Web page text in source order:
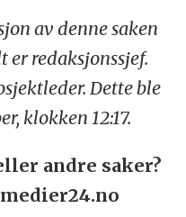
av denne saken
redaksjonssjef.
Dette ble
klokken 12:17.
andre saker?